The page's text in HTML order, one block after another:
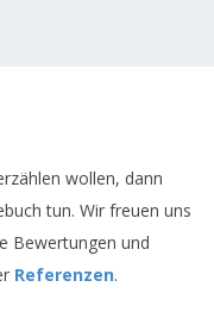
wollen, dann
tun. Wir freuen uns
Bewertungen und
Referenzen.